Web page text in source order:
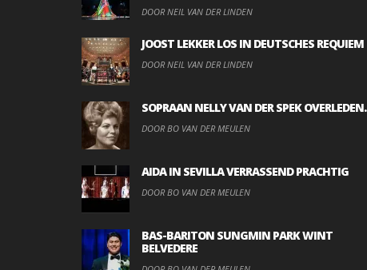
DOOR NEIL VAN DER LINDEN
JOOST LEKKER LOS IN DEUTSCHES REQUIEM
DOOR NEIL VAN DER LINDEN
SOPRAAN NELLY VAN DER SPEK OVERLEDEN.
DOOR BO VAN DER MEULEN
AIDA IN SEVILLA VERRASSEND PRACHTIG
DOOR BO VAN DER MEULEN
BAS-BARITON SUNGMIN PARK WINT
BELVEDERE